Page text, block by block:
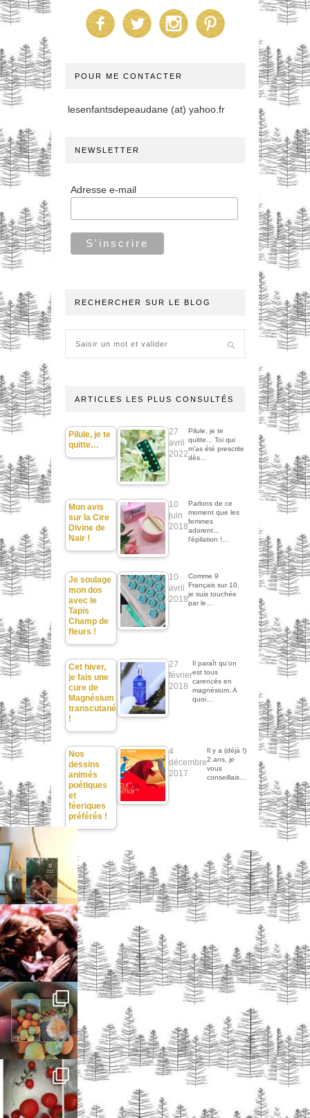
POUR ME CONTACTER
lesenfantsdepeaudane (at) yahoo.fr
NEWSLETTER
Adresse e-mail
RECHERCHER SUR LE BLOG
ARTICLES LES PLUS CONSULTÉS
Pilule, je te
quitte…
27
avril
2022
Pilule, je te
quitte... Toi qui
m'as été prescrite
dès…
Mon avis
sur la Cire
Divine de
Nair !
10
juin
2018
Parlons de ce
moment que les
femmes
adorent...
l'épilation !…
Je soulage
mon dos
avec le
Tapis
Champ de
fleurs !
10
avril
2018
Comme 9
Français sur 10,
je suis touchée
par le…
Cet hiver,
je fais une
cure de
Magnésium
transcutané
!
27
février
2018
Il paraît qu'on
est tous
carencés en
magnésium. A
quoi…
Nos
dessins
animés
poétiques
et
féeriques
préférés !
4
décembre
2017
Il y a (déjà !)
2 ans, je
vous
conseillais…